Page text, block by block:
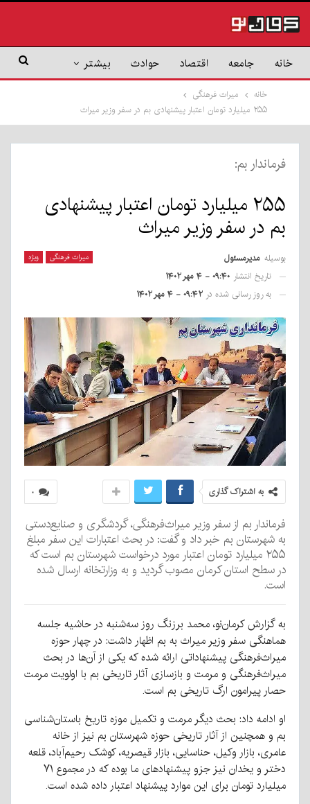
خانه جامعه اقتصاد حوادث بیشتر
خانه
میراث فرهنگی
۲۵۵ میلیارد تومان اعتبار پیشنهادی بم در سفر وزیر میراث
فرماندار بم:
۲۵۵ میلیارد تومان اعتبار پیشنهادی
بم در سفر وزیر میراث
میراث فرهنگی ویژه بوسیله مدیرمسئول
تاریخ انتشار ۰۹:۴۰ - ۴ مهر ۱۴۰۲
به روز رسانی شده در ۰۹:۴۲ - ۴ مهر ۱۴۰۲
۰ به اشتراک گذاری
فرماندار بم از سفر وزیر میراث‌فرهنگی، گردشگری و صنایع‌دستی
به شهرستان بم خبر داد و گفت: در بحث اعتبارات این سفر مبلغ
۲۵۵ میلیارد تومان اعتبار مورد درخواست شهرستان بم است که
در سطح استان کرمان مصوب گردید و به وزارتخانه ارسال شده
است.
به گزارش کرمان‌نو، محمد برزنگ روز سه‌شنبه در حاشیه جلسه
هماهنگی سفر وزیر میراث به بم اظهار داشت: در چهار حوزه
میراث‌فرهنگی پیشنهاداتی ارائه شده که یکی از آن‌ها در بحث
میراث‌فرهنگی و مرمت و بازسازی آثار تاریخی بم با اولویت مرمت
حصار پیرامون ارگ تاریخی بم است.
او ادامه داد: بحث دیگر مرمت و تکمیل موزه تاریخ باستان‌شناسی
بم و همچنین از آثار تاریخی حوزه شهرستان بم نیز از خانه
عامری، بازار وکیل، حناسایی، بازار قیصریه، کوشک رحیم‌آباد، قلعه
دختر و یخدان نیز جزو پیشنهادهای ما بوده که در مجموع ۷۱
میلیارد تومان برای این موارد پیشنهاد اعتبار داده شده است.